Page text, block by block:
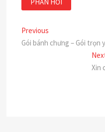
Điều
hướng
Previous
post:
Gói bánh chưng – Gói trọn
Xin